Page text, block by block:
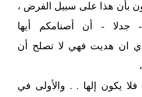
بأن هذا على سبيل الفرض ،
جدلا - أن أصنامكم أيها
ان هديت فهي لا تصلح أن
يكون إلها . . والأولى في